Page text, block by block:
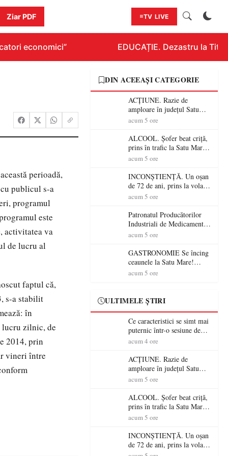
Ziar PDF TV LIVE
economici” EDUCAȚIE. Dezastru la
perioadă,
publicul s-a
programul
este
activitatea va
de lucru al
faptul că,
s-a stabilit
în
lucru zilnic, de
2014, prin
vineri între
DIN ACEEAȘI CATEGORIE
ACȚIUNE. Razie de
amploare în județul Satu
Mare! Polițiștii au dat sute
șoferi fără permis într-o
singură zi
acum 5 ore
ALCOOL. Șofer beat criță,
prins în trafic la Satu Mare!
Alcoolemie uriașă
acum 5 ore
INCONȘTIENȚĂ. Un oșan
de 72 de ani, prins la volan
fără permis! Polițiștii l-au
acum 5 ore
Patronatul Producătorilor
Industriali de Medicamente
din România (PRIMER):
energie electrică a fabricilor
de medicamente va pune în
pericol accesul pacienților la
medicamente esențiale
acum 5 ore
GASTRONOMIE Se încing
ceaunele la Satu Mare!
Concursul „Veress Ádám”
jurat de renume
acum 5 ore
ULTIMELE ȘTIRI
Ce caracteristici se simt mai
puternic într-o sesiune de
distracție la sloturi online:
RTP?
acum 4 ore
ACȚIUNE. Razie de
amploare în județul Satu
Mare! Polițiștii au dat sute
șoferi fără permis într-o
singură zi
acum 5 ore
ALCOOL. Șofer beat criță,
prins în trafic la Satu Mare!
Alcoolemie uriașă
acum 5 ore
INCONȘTIENȚĂ. Un oșan
de 72 de ani, prins la volan
fără permis! Polițiștii l-au